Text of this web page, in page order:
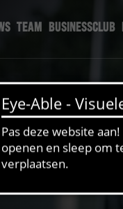
TEAM BUSINESSCLUB
NIEUWS